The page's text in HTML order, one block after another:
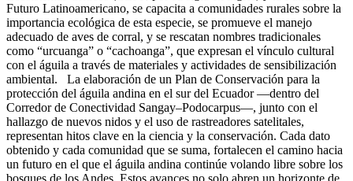
Futuro Latinoamericano, se capacita a comunidades rurales sobre la
importancia ecológica de esta especie, se promueve el manejo
adecuado de aves de corral, y se rescatan nombres tradicionales
como “urcuanga” o “cachoanga”, que expresan el vínculo cultural
con el águila a través de materiales y actividades de sensibilización
ambiental. La elaboración de un Plan de Conservación para la
protección del águila andina en el sur del Ecuador —dentro del
Corredor de Conectividad Sangay–Podocarpus—, junto con el
hallazgo de nuevos nidos y el uso de rastreadores satelitales,
representan hitos clave en la ciencia y la conservación. Cada dato
obtenido y cada comunidad que se suma, fortalecen el camino hacia
un futuro en el que el águila andina continúe volando libre sobre los
bosques de los Andes. Estos avances no solo abren un horizonte de